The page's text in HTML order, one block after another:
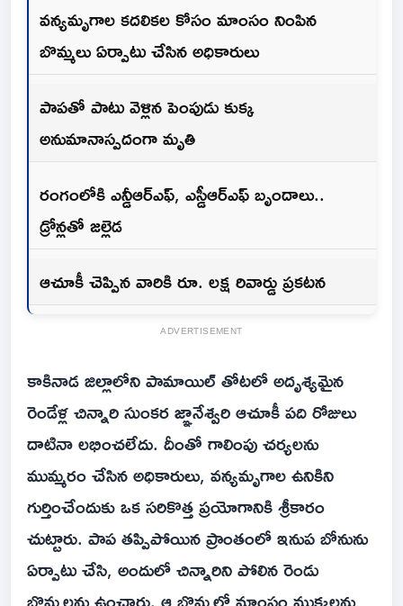
వన్యమృగాల కదలికల కోసం మాంసం నింపిన
బొమ్మలు ఏర్పాటు చేసిన అధికారులు
పాపతో పాటు వెళ్లిన పెంపుడు కుక్క
అనుమానాస్పదంగా మృతి
రంగంలోకి ఎన్డీఆర్ఎఫ్, ఎస్డీఆర్ఎఫ్ బృందాలు..
డ్రోన్లతో జల్లెడ
ఆచూకీ చెప్పిన వారికి రూ. లక్ష రివార్డు ప్రకటన
ADVERTISEMENT
కాకినాడ జిల్లాలోని పామాయిల్ తోటలో అదృశ్యమైన
రెండేళ్ల చిన్నారి సుంకర జ్ఞానేశ్వరి ఆచూకీ పది రోజులు
దాటినా లభించలేదు. దీంతో గాలింపు చర్యలను
ముమ్మరం చేసిన అధికారులు, వన్యమృగాల ఉనికిని
గుర్తించేందుకు ఒక సరికొత్త ప్రయోగానికి శ్రీకారం
చుట్టారు. పాప తప్పిపోయిన ప్రాంతంలో ఇనుప బోనును
ఏర్పాటు చేసి, అందులో చిన్నారిని పోలిన రెండు